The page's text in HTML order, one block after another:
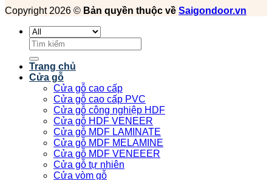
Copyright 2026 © Bản quyền thuộc về Saigondoor.vn
Tìm
kiếm:
Trang chủ
Cửa gỗ
Cửa gỗ cao cấp
Cửa gỗ cao cấp PVC
Cửa gỗ công nghiệp HDF
Cửa gỗ HDF VENEER
Cửa gỗ MDF LAMINATE
Cửa gỗ MDF MELAMINE
Cửa gỗ MDF VENEEER
Cửa gỗ tự nhiên
Cửa vòm gỗ